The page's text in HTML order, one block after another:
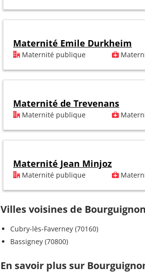
Maternité Emile Durkheim
Maternité publique
Maternité de Trevenans
Maternité publique
Maternité Jean Minjoz
Maternité publique
Villes voisines de
Cubry-lès-Faverney (70160)
Bassigney (70800)
En savoir plus sur